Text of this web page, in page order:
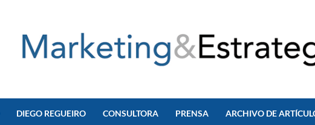
DIEGO REGUEIRO CONSULTORA PRENSA ARCHIVO DE